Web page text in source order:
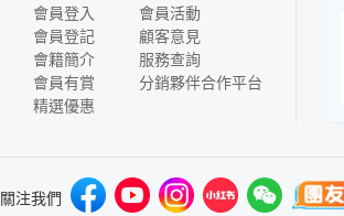
會員登入
會員登記
會籍簡介
會員有賞
精選優惠
會員活動
顧客意見
服務查詢
分銷夥伴合作平台
關注我們